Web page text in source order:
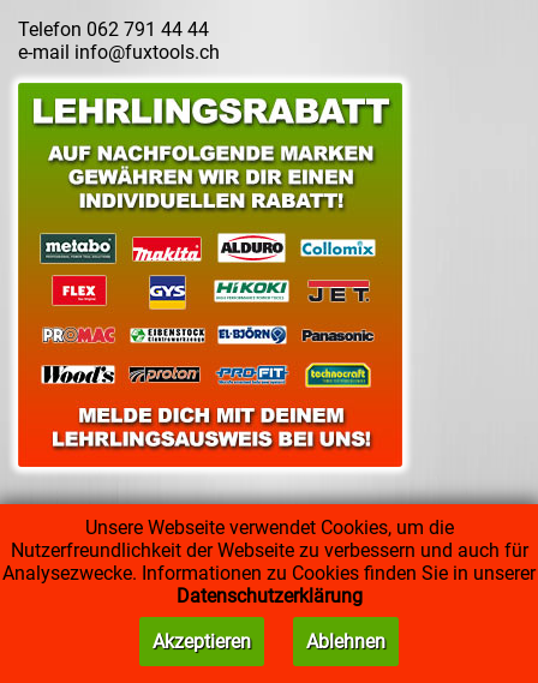
Telefon 062 791 44 44
e-mail info@fuxtools.ch
Unsere Webseite verwendet Cookies, um die
Nutzerfreundlichkeit der Webseite zu verbessern und auch für
Analysezwecke. Informationen zu Cookies finden Sie in unserer
Datenschutzerklärung
Akzeptieren
Ablehnen